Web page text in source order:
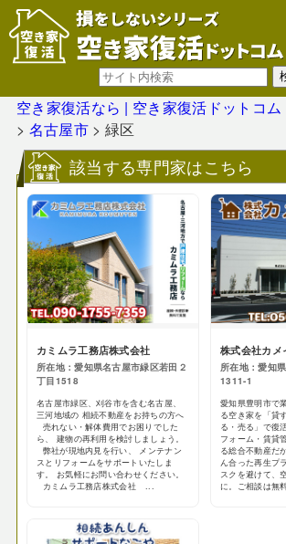
空き家復活なら | 空き家復活ドットコム
> 名古屋市> 緑区
該当する専門家はこちら
カミムラ工務店株式会社
所在地：愛知県名古屋市緑区若田２
丁目1518
名古屋市緑区、刈谷市を含む名古屋、
三河地域の 相続不動産をお持ちの方へ
売れない・解体費用でお困りでした
ら、 建物の再利用を検討しましょう。
弊社が現地内見を行い、 メンテナン
スとリフォームをサポートいたしま
す。 お気軽にお問い合わせください。
カミムラ工務店株式会社 ...
株式会社カメ
所在地：愛知
1311-1
愛知県豊明市で
る空き家を「貸
る・売る」で復
フォーム・賃貸
る総合不動産だ
ん合った再生プ
スクを避けて、
に。ご相談は無料